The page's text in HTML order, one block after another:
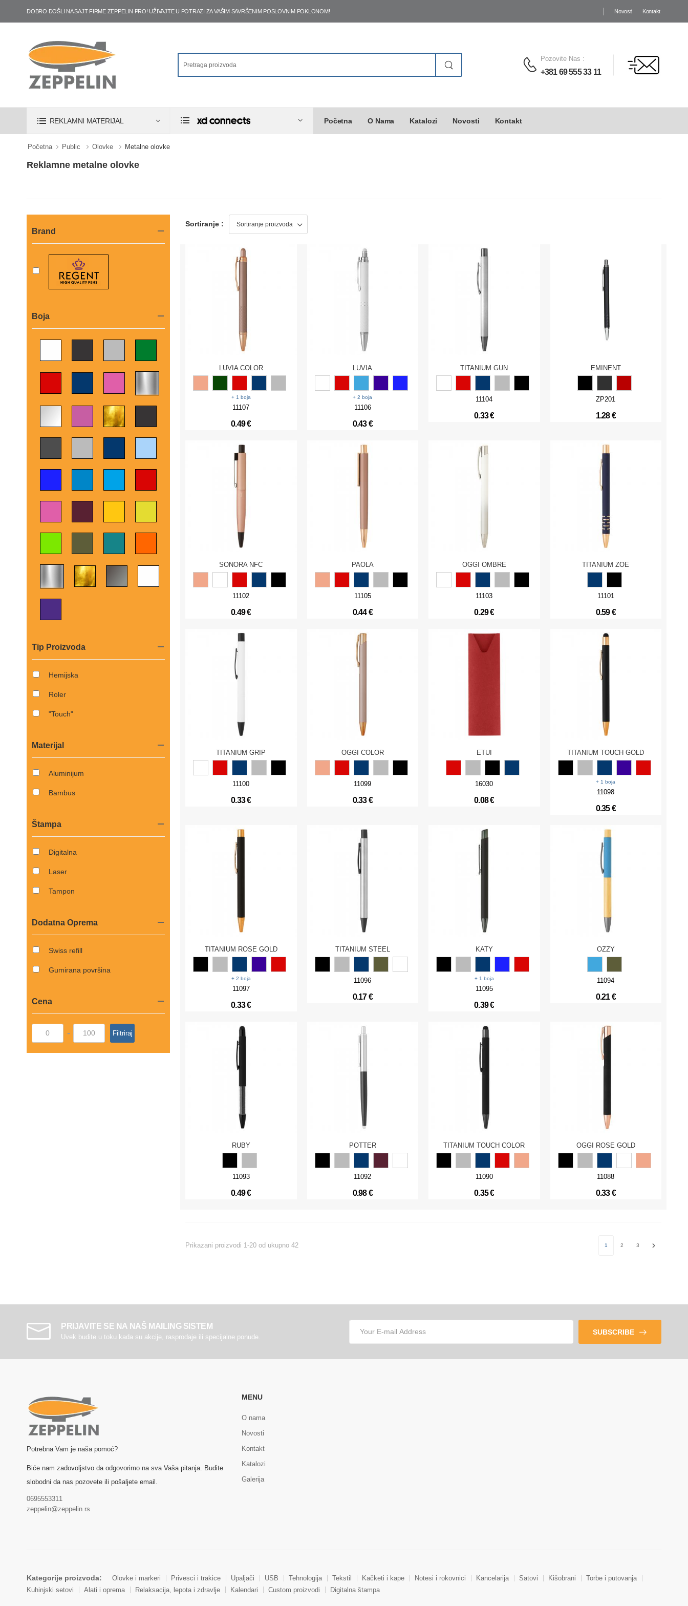
DOBRO DOŠLI NA SAJT FIRME ZEPPELIN PRO! UŽIVAJTE U POTRAZI ZA VAŠIM SAVRŠENIM POSLOVNIM POKLONOM! Novosti Kontakt
Pozovite Nas :
+381 69 555 33 11
REKLAMNI MATERIJAL Početna O Nama Katalozi Novosti Kontakt
Početna Public Olovke Metalne olovke
Reklamne metalne olovke
Brand
Boja
Tip Proizvoda
Hemijska
Roler
"Touch"
Materijal
Aluminijum
Bambus
Štampa
Digitalna
Laser
Tampon
Dodatna Oprema
Swiss refill
Gumirana površina
Cena
- Filtriraj
Sortiranje :
LUVIA COLOR
+ 1 boja
11107
0.49 €
LUVIA
+ 2 boja
11106
0.43 €
TITANIUM GUN
11104
0.33 €
EMINENT
ZP201
1.28 €
SONORA NFC
11102
0.49 €
PAOLA
11105
0.44 €
OGGI OMBRE
11103
0.29 €
TITANIUM ZOE
11101
0.59 €
TITANIUM GRIP
11100
0.33 €
OGGI COLOR
11099
0.33 €
ETUI
16030
0.08 €
TITANIUM TOUCH GOLD
+ 1 boja
11098
0.35 €
TITANIUM ROSE GOLD
+ 2 boja
11097
0.33 €
TITANIUM STEEL
11096
0.17 €
KATY
+ 1 boja
11095
0.39 €
OZZY
11094
0.21 €
RUBY
11093
0.49 €
POTTER
11092
0.98 €
TITANIUM TOUCH COLOR
11090
0.35 €
OGGI ROSE GOLD
11088
0.33 €
Prikazani proizvodi 1-20 od ukupno 42 1 2 3 Next
PRIJAVITE SE NA NAŠ MAILING SISTEM
Uvek budite u toku kada su akcije, rasprodaje ili specijalne ponude.
SUBSCRIBE
Potrebna Vam je naša pomoć?
Biće nam zadovoljstvo da odgovorimo na sva Vaša pitanja. Budite
slobodni da nas pozovete ili pošaljete email.
0695553311
zeppelin@zeppelin.rs
MENU
O nama
Novosti
Kontakt
Katalozi
Galerija
Kategorije proizvoda: Olovke i markeri Privesci i trakice Upaljači USB Tehnologija Tekstil Kačketi i kape Notesi i rokovnici Kancelarija Satovi Kišobrani
Torbe i putovanja
Kuhinjski setovi
Alati i oprema Relaksacija, lepota i zdravlje Kalendari Custom proizvodi Digitalna štampa